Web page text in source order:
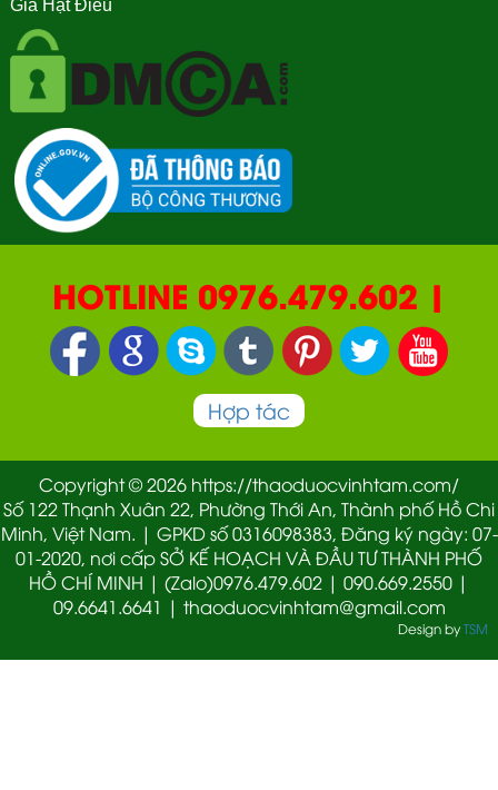
Giá Hạt Điều
HOTLINE 0976.479.602 |
090.669.2550 | 0987.877.193
Hợp tác
Copyright © 2026 https://thaoduocvinhtam.com/
Số 122 Thạnh Xuân 22, Phường Thới An, Thành phố Hồ Chi
Minh, Việt Nam. | GPKD số 0316098383, Đăng ký ngày: 07-
01-2020, nơi cấp SỞ KẾ HOẠCH VÀ ĐẦU TƯ THÀNH PHỐ
HỒ CHÍ MINH | (Zalo)0976.479.602 | 090.669.2550 |
09.6641.6641 | thaoduocvinhtam@gmail.com
Design byTSM